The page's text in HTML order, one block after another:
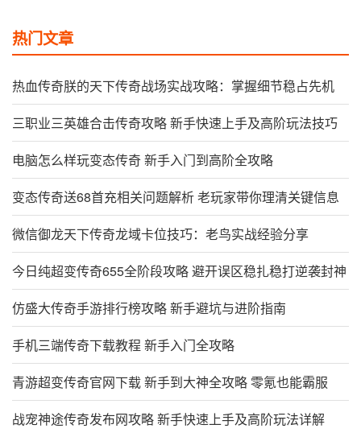
热门文章
热血传奇朕的天下传奇战场实战攻略：掌握细节稳占先机
三职业三英雄合击传奇攻略 新手快速上手及高阶玩法技巧
电脑怎么样玩变态传奇 新手入门到高阶全攻略
变态传奇送68首充相关问题解析 老玩家带你理清关键信息
微信御龙天下传奇龙域卡位技巧：老鸟实战经验分享
今日纯超变传奇655全阶段攻略 避开误区稳扎稳打逆袭封神
仿盛大传奇手游排行榜攻略 新手避坑与进阶指南
手机三端传奇下载教程 新手入门全攻略
青游超变传奇官网下载 新手到大神全攻略 零氪也能霸服
战宠神途传奇发布网攻略 新手快速上手及高阶玩法详解